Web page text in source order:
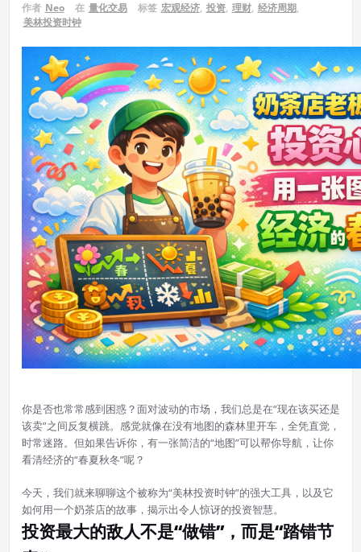
作者 Neo 在 量化交易 标签 宏观经济, 投资, 理财, 经济周期,
美林投资时钟
你是否也常常感到困惑？面对波动的市场，我们总是在“现在该买还是
该卖”之间反复横跳。感觉就像在没有地图的森林里开车，全凭直觉，
时常迷路。但如果告诉你，有一张简洁的“地图”可以帮你导航，让你
看清经济的“春夏秋冬”呢？
今天，我们就来聊聊这个被称为“美林投资时钟”的强大工具，以及它
如何用一个奶茶店的故事，揭示出令人惊讶的投资智慧。
投资最大的敌人不是“做错”，而是“踏错节